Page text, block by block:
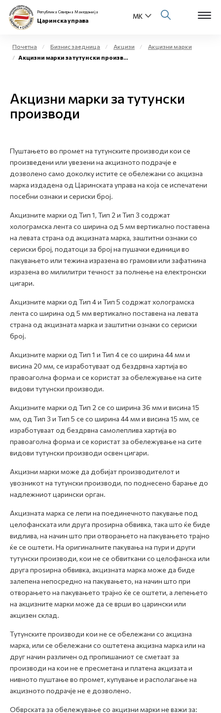
Физички лица
Бизнис заедница
Контакт
Е-Весник
Република Северна Македонија
Царинска управа
Почетна Бизнис заедница Акцизи
Акцизни марки
Акцизни марки за тутунски производи
Акцизни марки за тутунски
производи
Пуштањето во промет на тутунските производи кои се
произведени или увезени на акцизното подрачје е
дозволено само доколку истите се обележани со акцизна
марка издадена од Царинската управа на која се испечатени
посебни ознаки и сериски број.
Акцизните марки од Тип 1, Тип 2 и Тип 3 содржат
холограмска лента со ширина од 5 мм вертикално поставена
на левата страна од акцизната марка, заштитни ознаки со
сериски број, податоци за број на пушачки единици во
пакувањето или тежина изразена во грамови или зафатнина
изразена во милилитри течност за полнење на електронски
цигари.
Акцизните марки од Тип 4 и Тип 5 содржат холограмска
лента со ширина од 5 мм вертикално поставена на левата
страна од акцизната марка и заштитни ознаки со сериски
број.
Акцизните марки од Тип 1 и Тип 4 се со ширина 44 мм и
висина 20 мм, се изработуваат од бездрвна хартија во
правоаголна форма и се користат за обележување на сите
видови тутунски производи.
Акцизните марки од Тип 2 се со ширина 36 мм и висина 15
мм, од Тип 3 и Тип 5 се со ширина 44 мм и висина 15 мм, се
изработуваат од бездрвна самолеплива хартија во
правоаголна форма и се користат за обележување на сите
видови тутунски производи освен цигари.
Акцизни марки може да добијат производителот и
увозникот на тутунски производи, по поднесено барање до
надлежниот царински орган.
Акцизната марка се лепи на поединечното пакување под
целофанската или друга проѕирна обвивка, така што ќе биде
видлива, на начин што при отворањето на пакувањето трајно
ќе се оштети. На оригиналните пакувања на пури и други
тутунски производи, кои не се обвиткани со целофанска или
друга проѕирна обвивка, акцизната марка може да биде
залепена непосредно на пакувањето, на начин што при
отворањето на пакувањето трајно ќе се оштети, а лепењето
на акцизните марки може да се врши во царински или
акцизен склад.
Тутунските производи кои не се обележани со акцизна
марка, или се обележани со оштетена акцизна марка или на
друг начин различен од пропишаниот се сметаат за
производи на кои не е пресметана и платена акцизата и
нивното пуштање во промет, купување и располагање на
акцизното подрачје не е дозволено.
Обврската за обележување со акцизни марки не важи за: